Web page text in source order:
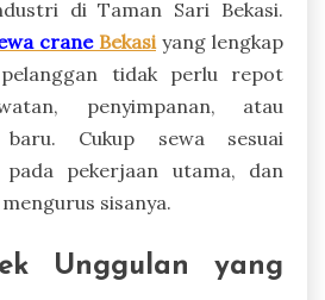
di Taman Sari Bekasi.
craneBekasiyang lengkap
tidak perlu repot
penyimpanan, atau
Cukup sewa sesuai
pada pekerjaan utama, dan
sisanya.
Unggulan yang